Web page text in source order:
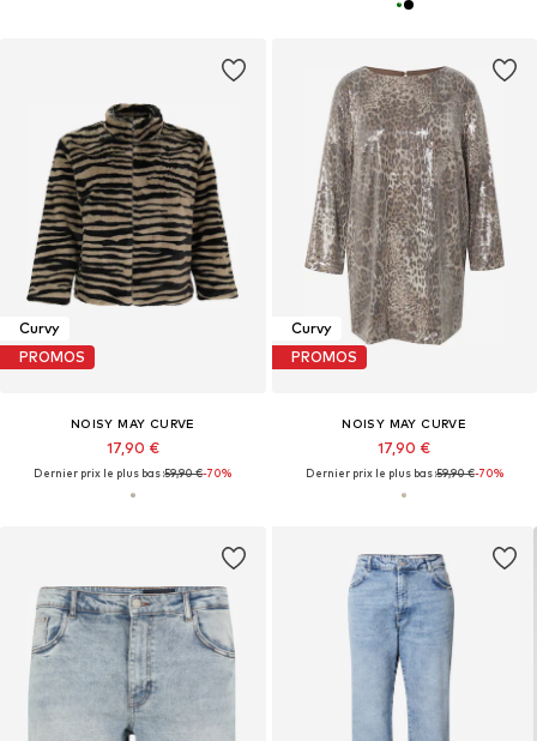
Curvy
PROMOS
NOISY MAY CURVE
17,90 €
Dernier prix le plus bas :59,90 €-70%
Curvy
PROMOS
NOISY MAY CURVE
17,90 €
Dernier prix le plus bas :59,90 €-70%